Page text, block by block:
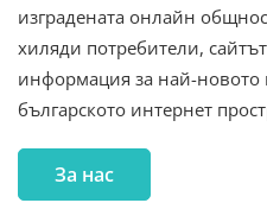
изградената онлайн
хиляди потребители,
информация за най-новото
българското интернет
За нас